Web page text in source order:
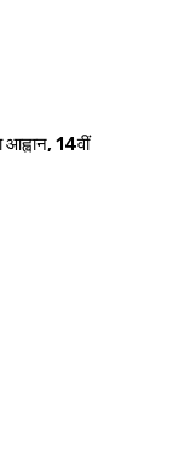
रफ्तार कार, दो